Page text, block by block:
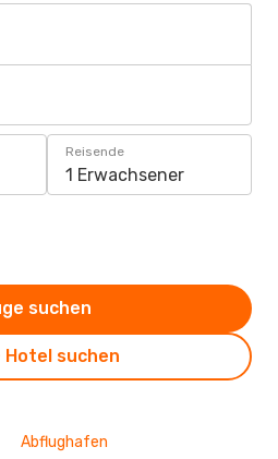
Reisende
1 Erwachsener
Hotel suchen
suchen
Abflughafen